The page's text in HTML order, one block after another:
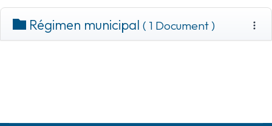
Régimen municipal ( 1 Document )